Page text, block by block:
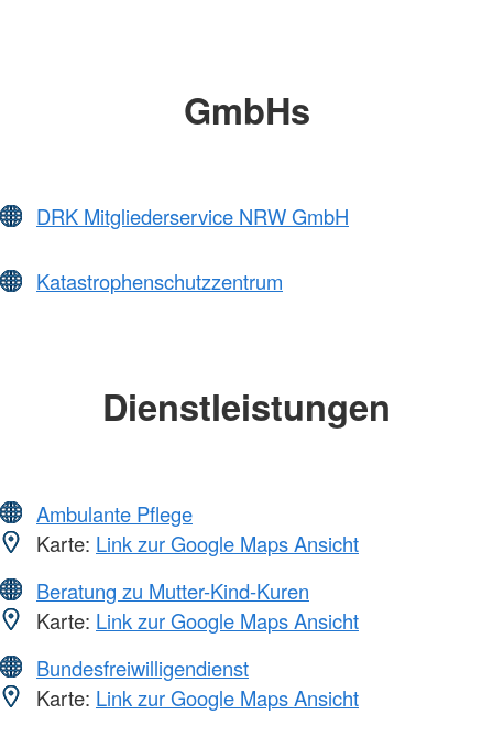
GmbHs
DRK Mitgliederservice NRW GmbH
Katastrophenschutzzentrum
Dienstleistungen
Ambulante Pflege
Karte: Link zur Google Maps Ansicht
Beratung zu Mutter-Kind-Kuren
Karte: Link zur Google Maps Ansicht
Bundesfreiwilligendienst
Karte: Link zur Google Maps Ansicht